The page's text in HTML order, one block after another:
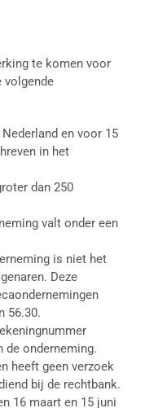
te komen voor
volgende
en voor 15
in het
dan 250
valt onder een
is niet het
Deze
56.30.
de onderneming.
heeft geen verzoek
bij de rechtbank.
16 maart en 15 juni